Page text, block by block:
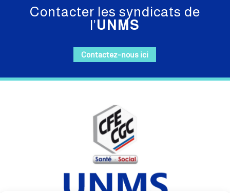
Contacter les syndicats de
l’UNMS
Contactez-nous ici